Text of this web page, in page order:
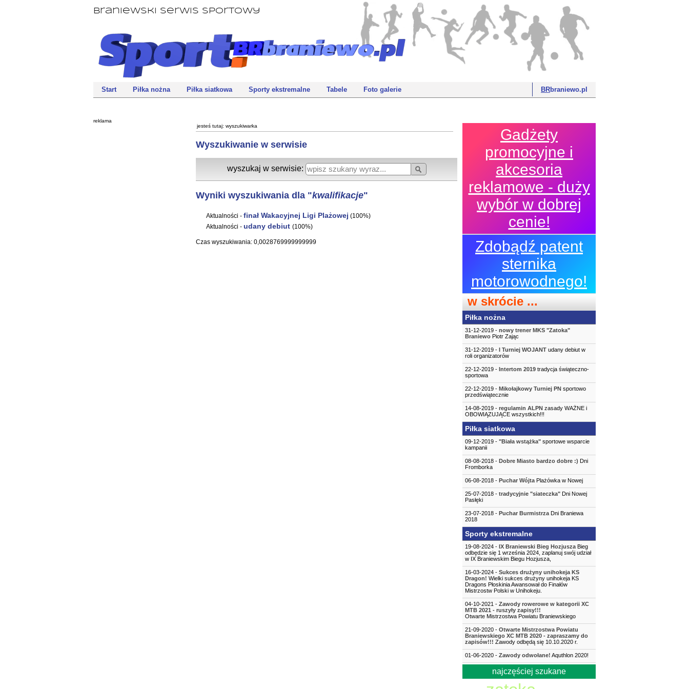
Braniewski Serwis Sportowy
Start Piłka nożna Piłka siatkowa Sporty ekstremalne Tabele Foto galerie BRbraniewo.pl
reklama
jesteś tutaj: wyszukiwarka
Wyszukiwanie w serwisie
wyszukaj w serwisie:
Wyniki wyszukiwania dla "kwalifikacje"
Aktualności - finał Wakacyjnej Ligi Plażowej (100%)
Aktualności - udany debiut (100%)
Czas wyszukiwania: 0,0028769999999999
Gadżety
promocyjne i
akcesoria
reklamowe - duży
wybór w dobrej
cenie!
Zdobądź patent
sternika
motorowodnego!
w skrócie ...
Piłka nożna
31-12-2019 - nowy trener MKS "Zatoka"
Braniewo Piotr Zając
31-12-2019 - I Turniej WOJANT udany debiut w
roli organizatorów
22-12-2019 - Intertom 2019 tradycja świąteczno-
sportowa
22-12-2019 - Mikołajkowy Turniej PN sportowo
przedświątecznie
14-08-2019 - regulamin ALPN zasady WAŻNE i
OBOWIĄZUJĄCE wszystkich!!!
Piłka siatkowa
09-12-2019 - "Biała wstążka" sportowe wsparcie
kampanii
08-08-2018 - Dobre Miasto bardzo dobre :) Dni
Fromborka
06-08-2018 - Puchar Wójta Plażówka w Nowej
25-07-2018 - tradycyjnie "siateczka" Dni Nowej
Pasłęki
23-07-2018 - Puchar Burmistrza Dni Braniewa
2018
Sporty ekstremalne
19-08-2024 - IX Braniewski Bieg Hozjusza Bieg
odbędzie się 1 września 2024, zaplanuj swój udział
w IX Braniewskim Biegu Hozjusza,
16-03-2024 - Sukces drużyny unihokeja KS
Dragon! Wielki sukces drużyny unihokeja KS
Dragons Płoskinia Awansował do Finałów
Mistrzostw Polski w Unihokeju.
04-10-2021 - Zawody rowerowe w kategorii XC
MTB 2021 - ruszyły zapisy!!!
Otwarte Mistrzostwa Powiatu Braniewskiego
21-09-2020 - Otwarte Mistrzostwa Powiatu
Braniewskiego XC MTB 2020 - zapraszamy do
zapisów!!! Zawody odbędą się 10.10.2020 r.
01-06-2020 - Zawody odwołane! Aquthlon 2020!
najczęściej szukane